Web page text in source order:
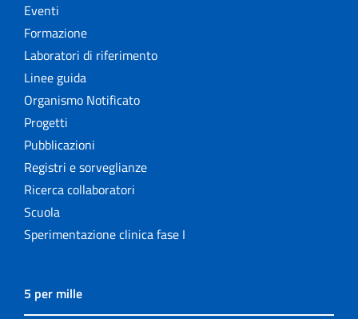
Eventi
Formazione
Laboratori di riferimento
Linee guida
Organismo Notificato
Progetti
Pubblicazioni
Registri e sorveglianze
Ricerca collaboratori
Scuola
Sperimentazione clinica fase I
5 per mille